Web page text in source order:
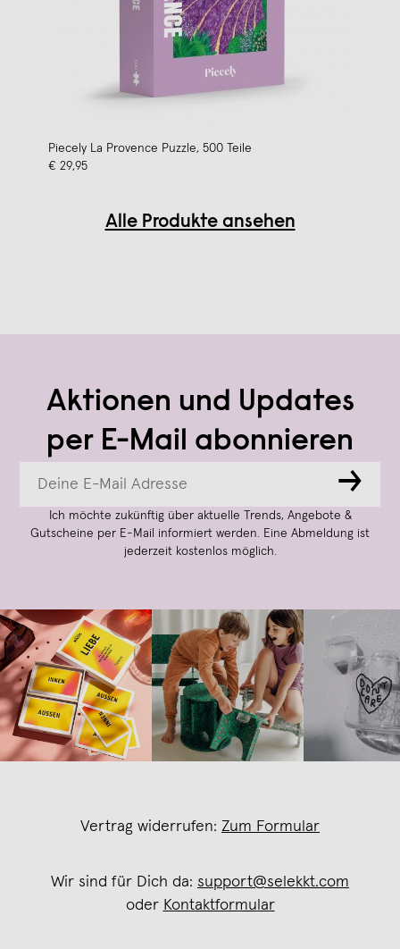
Piecely La Provence Puzzle, 500 Teile
€ 29,95
Alle Produkte ansehen
Aktionen und Updates
per E-Mail abonnieren
→
Ich möchte zukünftig über aktuelle Trends, Angebote &
Gutscheine per E-Mail informiert werden. Eine Abmeldung ist
jederzeit kostenlos möglich.
Vertrag widerrufen: Zum Formular
Wir sind für Dich da: support@selekkt.com
oder Kontaktformular